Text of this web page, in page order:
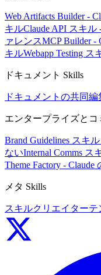
Web Artifacts Builder -
キルClaude API スキ
ァレンスMCP Builder -
キルWebapp Testing
ドキュメント Skills
ドキュメントの共同編
エンタープライズと
Brand Guidelines スキ
ないInternal Comms ス
Theme Factory -
メタ Skills
スキルクリエイターテ